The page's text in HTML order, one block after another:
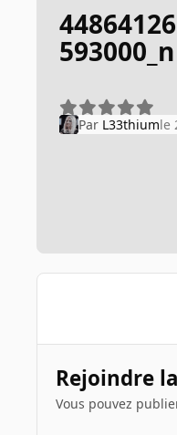
593000_n
Par L33thiumle
Rejoindre
Vous pouvez